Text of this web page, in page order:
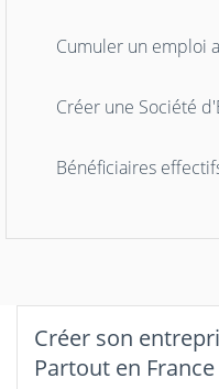
Cumuler un emploi
Créer une Société
Bénéficiaires
Créer son
Partout en France